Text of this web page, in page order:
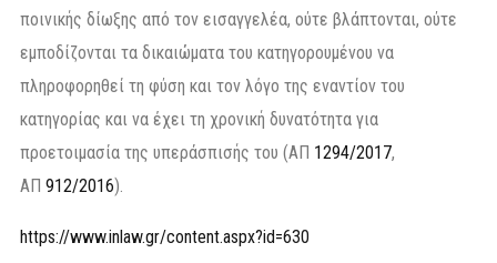
ποινικής δίωξης από τον εισαγγελέα, ούτε βλάπτονται, ούτε
εμποδίζονται τα δικαιώματα του κατηγορουμένου να
πληροφορηθεί τη φύση και τον λόγο της εναντίον του
κατηγορίας και να έχει τη χρονική δυνατότητα για
προετοιμασία της υπεράσπισής του (ΑΠ 1294/2017,
ΑΠ 912/2016).
https://www.inlaw.gr/content.aspx?id=630